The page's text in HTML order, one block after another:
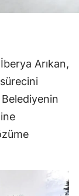
Arıkan,
sürecini